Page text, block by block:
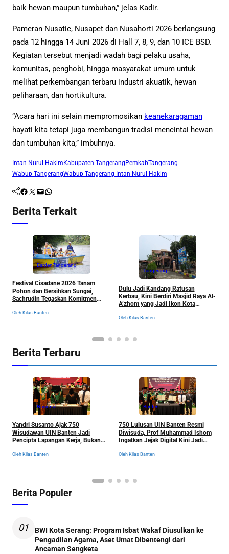
baik hewan maupun tumbuhan,” jelas Kadir.
Pameran Nusatic, Nusapet dan Nusahorti 2026 berlangsung
pada 12 hingga 14 Juni 2026 di Hall 7, 8, 9, dan 10 ICE BSD.
Kegiatan tersebut menjadi wadah bagi pelaku usaha,
komunitas, penghobi, hingga masyarakat umum untuk
melihat perkembangan terbaru industri akuatik, hewan
peliharaan, dan hortikultura.
“Acara hari ini selain mempromosikan keanekaragaman
hayati kita tetapi juga membangun tradisi mencintai hewan
dan tumbuhan kita,” imbuhnya.
Intan Nurul HakimKabupaten TangerangPemkabTangerang
Wabup TangerangWabup Tangerang Intan Nurul Hakim
Facebook Twitter Mail WhatsApp
Berita Terkait
BantenTangerang
Festival Cisadane 2026 Tanam
Pohon dan Bersihkan Sungai,
Sachrudin Tegaskan Komitmen
Oleh Kilas Banten
Tangerang
Dulu Jadi Kandang Ratusan
Kerbau, Kini Berdiri Masjid Raya Al-
A’zhom yang Jadi Ikon Kota
Oleh Kilas Banten
Berita Terbaru
Nasional
Yandri Susanto Ajak 750
Wisudawan UIN Banten Jadi
Pencipta Lapangan Kerja, Bukan
Oleh Kilas Banten
Banten
750 Lulusan UIN Banten Resmi
Diwisuda, Prof Muhammad Ishom
Ingatkan Jejak Digital Kini Jadi
Oleh Kilas Banten
Berita Populer
01
BWI Kota Serang: Program Isbat Wakaf Diusulkan ke
Pengadilan Agama, Aset Umat Dibentengi dari
Ancaman Sengketa